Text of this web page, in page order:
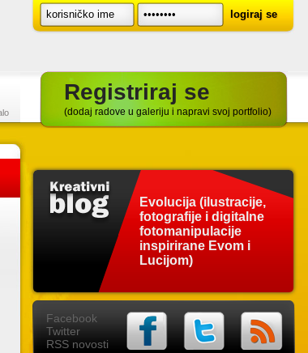
Registriraj se
(dodaj radove u galeriju i napravi svoj portfolio)
Evolucija (ilustracije,
fotografije i digitalne
fotomanipulacije
inspirirane Evom i
Lucijom)
Facebook
Twitter
RSS novosti